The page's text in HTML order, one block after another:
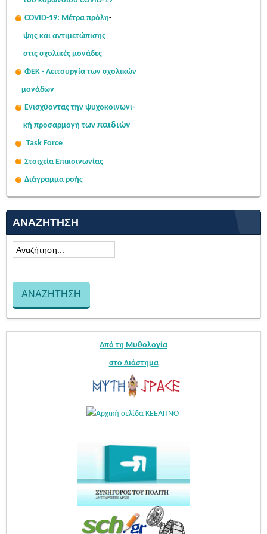
COVID-19: Μέτρα πρόλη-
ψης και αντιμετώπισης
στις σχολικές μονάδες
ΦΕΚ - Λειτουργία των σχολικών
μονάδων
Ενισχύοντας την ψυχοκοινωνι-
κή προσαρμογή των παιδιών
Task Force
Στοιχεία Επικοινωνίας
Διάγραμμα ροής
ΑΝΑΖΉΤΗΣΗ
Από τη Μυθολογία
στο Διάστημα